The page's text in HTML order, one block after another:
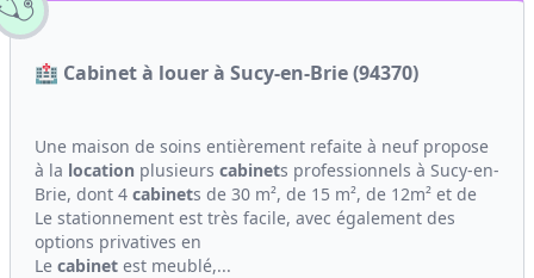
🏥 Cabinet à louer à Sucy-en-Brie (94370)
Une maison de soins entièrement refaite à neuf propose
à la location plusieurs cabinets professionnels à Sucy-en-
Brie, dont 4 cabinets de 30 m², de 15 m², de 12m² et de
Le stationnement est très facile, avec également des
options privatives en
Le cabinet est meublé,...